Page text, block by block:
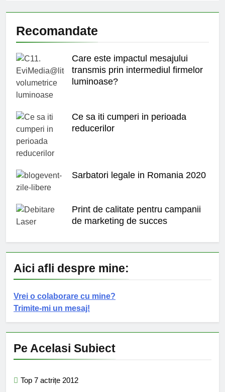
Recomandate
Care este impactul mesajului
transmis prin intermediul firmelor
luminoase?
Ce sa iti cumperi in perioada
reducerilor
Sarbatori legale in Romania 2020
Print de calitate pentru campanii
de marketing de succes
Aici afli despre mine:
Vrei o colaborare cu mine?
Trimite-mi un mesaj!
Pe Acelasi Subiect
Top 7 actrițe 2012